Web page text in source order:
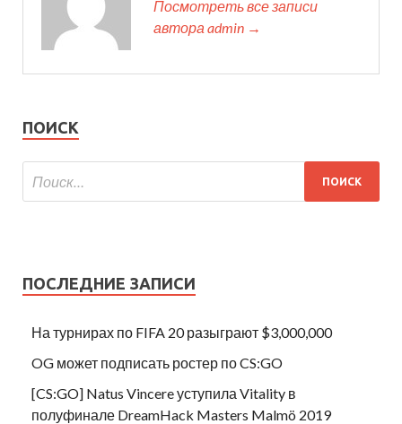
Посмотреть все записи
автора admin →
ПОИСК
ПОСЛЕДНИЕ ЗАПИСИ
На турнирах по FIFA 20 разыграют $3,000,000
OG может подписать ростер по CS:GO
[CS:GO] Natus Vincere уступила Vitality в
полуфинале DreamHack Masters Malmö 2019